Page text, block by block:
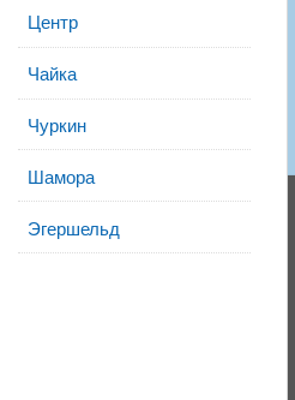
Центр
Чайка
Чуркин
Шамора
Эгершельд